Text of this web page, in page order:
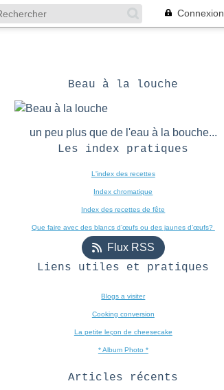
Connexion
Beau à la louche
un peu plus que de l'eau à la bouche...
Les index pratiques
L'index des recettes
Index chromatique
Index des recettes de fête
Que faire avec des blancs d’œufs ou des jaunes d’œufs?
Flux RSS
Liens utiles et pratiques
Blogs a visiter
Cooking conversion
La petite leçon de cheesecake
* Album Photo *
Articles récents